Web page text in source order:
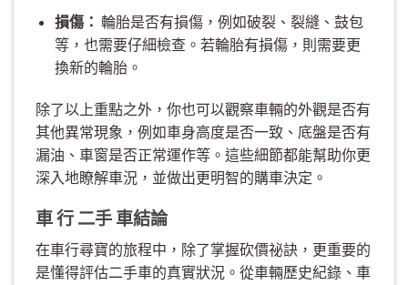
損傷： 輪胎是否有損傷，例如破裂、裂縫、鼓包
等，也需要仔細檢查。若輪胎有損傷，則需要更
換新的輪胎。
除了以上重點之外，你也可以觀察車輛的外觀是否有
其他異常現象，例如車身高度是否一致、底盤是否有
漏油、車窗是否正常運作等。這些細節都能幫助你更
深入地瞭解車況，並做出更明智的購車決定。
車 行 二手 車結論
在車行尋寶的旅程中，除了掌握砍價祕訣，更重要的
是懂得評估二手車的真實狀況。從車輛歷史紀錄、車